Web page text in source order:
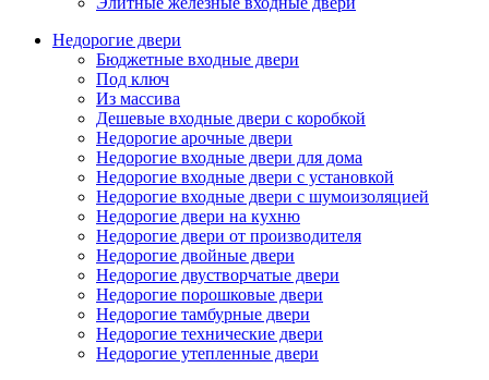
Недорогие двери
Бюджетные входные двери
Под ключ
Из массива
Дешевые входные двери с коробкой
Недорогие арочные двери
Недорогие входные двери для дома
Недорогие входные двери с установкой
Недорогие входные двери с шумоизоляцией
Недорогие двери на кухню
Недорогие двери от производителя
Недорогие двойные двери
Недорогие двустворчатые двери
Недорогие порошковые двери
Недорогие тамбурные двери
Недорогие технические двери
Недорогие утепленные двери